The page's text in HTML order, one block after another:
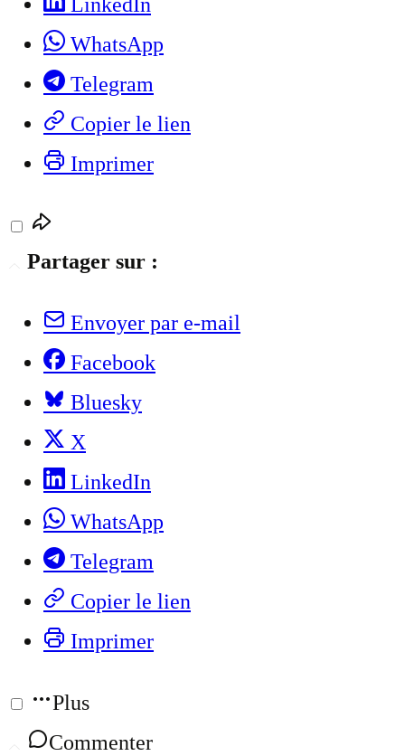
LinkedIn
WhatsApp
Telegram
Copier le lien
Imprimer
Partager sur :
Envoyer par e-mail
Facebook
Bluesky
X
LinkedIn
WhatsApp
Telegram
Copier le lien
Imprimer
Plus
Commenter